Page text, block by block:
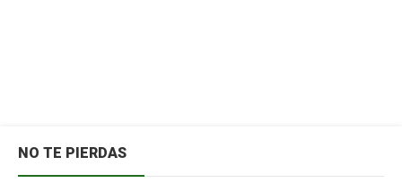
NO TE PIERDAS